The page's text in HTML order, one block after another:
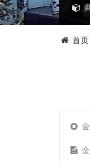
首页